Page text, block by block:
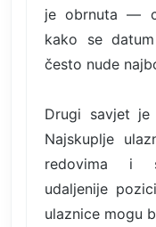
je obrnuta —
kako se
često nude
Drugi savjet
Najskuplje
redovima i
udaljenije
ulaznice mogu